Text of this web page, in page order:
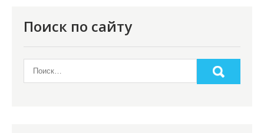
Поиск по сайту